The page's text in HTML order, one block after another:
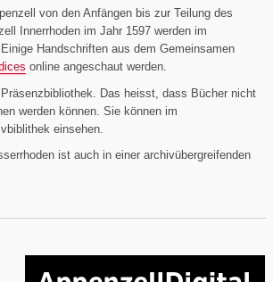
von den Anfängen bis zur Teilung des
Innerrhoden im Jahr 1597 werden im
Handschriften aus dem Gemeinsamen
online angeschaut werden.
Das heisst, dass Bücher nicht
werden können. Sie können im
einsehen.
ist auch in einer archivübergreifenden